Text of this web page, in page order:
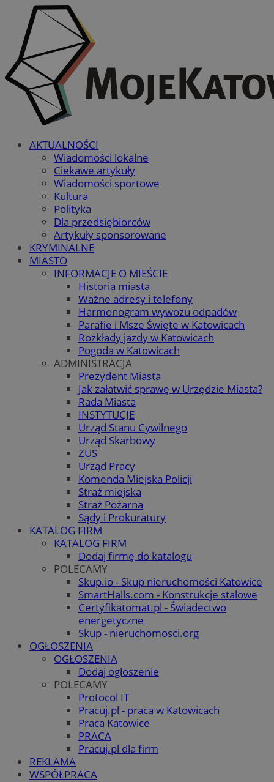
AKTUALNOŚCI
Wiadomości lokalne
Ciekawe artykuły
Wiadomości sportowe
Kultura
Polityka
Dla przedsiębiorców
Artykuły sponsorowane
KRYMINALNE
MIASTO
INFORMACJE O MIEŚCIE
Historia miasta
Ważne adresy i telefony
Harmonogram wywozu odpadów
Parafie i Msze Święte w Katowicach
Rozkłady jazdy w Katowicach
Pogoda w Katowicach
ADMINISTRACJA
Prezydent Miasta
Jak załatwić sprawę w Urzędzie Miasta?
Rada Miasta
INSTYTUCJE
Urząd Stanu Cywilnego
Urząd Skarbowy
ZUS
Urząd Pracy
Komenda Miejska Policji
Straż miejska
Straż Pożarna
Sądy i Prokuratury
KATALOG FIRM
KATALOG FIRM
Dodaj firmę do katalogu
POLECAMY
Skup.io - Skup nieruchomości Katowice
SmartHalls.com - Konstrukcje stalowe
Certyfikatomat.pl - Świadectwo
energetyczne
Skup - nieruchomosci.org
OGŁOSZENIA
OGŁOSZENIA
Dodaj ogłoszenie
POLECAMY
Protocol IT
Pracuj.pl - praca w Katowicach
Praca Katowice
PRACA
Pracuj.pl dla firm
REKLAMA
WSPÓŁPRACA